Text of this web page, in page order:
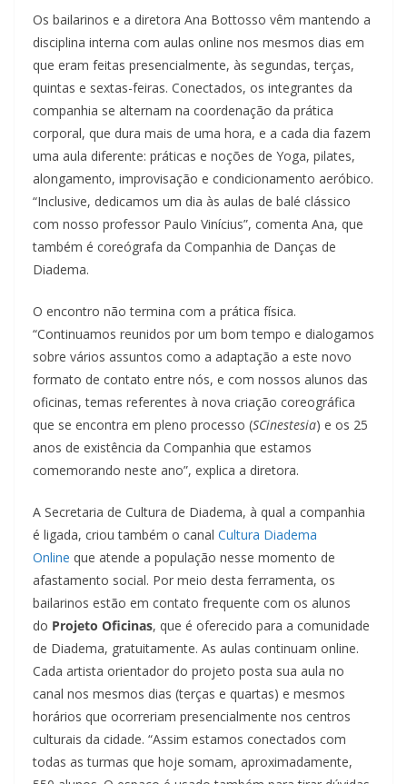
Os bailarinos e a diretora Ana Bottosso vêm mantendo a
disciplina interna com aulas online nos mesmos dias em
que eram feitas presencialmente, às segundas, terças,
quintas e sextas-feiras. Conectados, os integrantes da
companhia se alternam na coordenação da prática
corporal, que dura mais de uma hora, e a cada dia fazem
uma aula diferente: práticas e noções de Yoga, pilates,
alongamento, improvisação e condicionamento aeróbico.
“Inclusive, dedicamos um dia às aulas de balé clássico
com nosso professor Paulo Vinícius”, comenta Ana, que
também é coreógrafa da Companhia de Danças de
Diadema.
O encontro não termina com a prática física.
“Continuamos reunidos por um bom tempo e dialogamos
sobre vários assuntos como a adaptação a este novo
formato de contato entre nós, e com nossos alunos das
oficinas, temas referentes à nova criação coreográfica
que se encontra em pleno processo (SCinestesia) e os 25
anos de existência da Companhia que estamos
comemorando neste ano”, explica a diretora.
A Secretaria de Cultura de Diadema, à qual a companhia
é ligada, criou também o canal Cultura Diadema
Online que atende a população nesse momento de
afastamento social. Por meio desta ferramenta, os
bailarinos estão em contato frequente com os alunos
do Projeto Oficinas, que é oferecido para a comunidade
de Diadema, gratuitamente. As aulas continuam online.
Cada artista orientador do projeto posta sua aula no
canal nos mesmos dias (terças e quartas) e mesmos
horários que ocorreriam presencialmente nos centros
culturais da cidade. “Assim estamos conectados com
todas as turmas que hoje somam, aproximadamente,